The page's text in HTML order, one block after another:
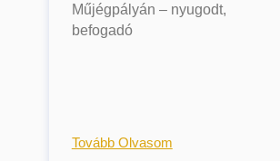
Műjégpályán – nyugodt,
befogadó
Tovább Olvasom